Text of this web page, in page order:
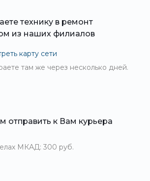
технику в ремонт
из наших филиалов
карту сети
там же через несколько дней.
отправить к Вам курьера
МКАД: 300 руб.